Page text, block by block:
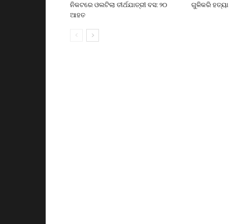
ନିକଟରେ ଓଲଟିଲା ତୀର୍ଥଯାତ୍ରୀ ବସ: ୨୦
ଆହତ
ଗୁଳିକରି ହତ୍ୟା